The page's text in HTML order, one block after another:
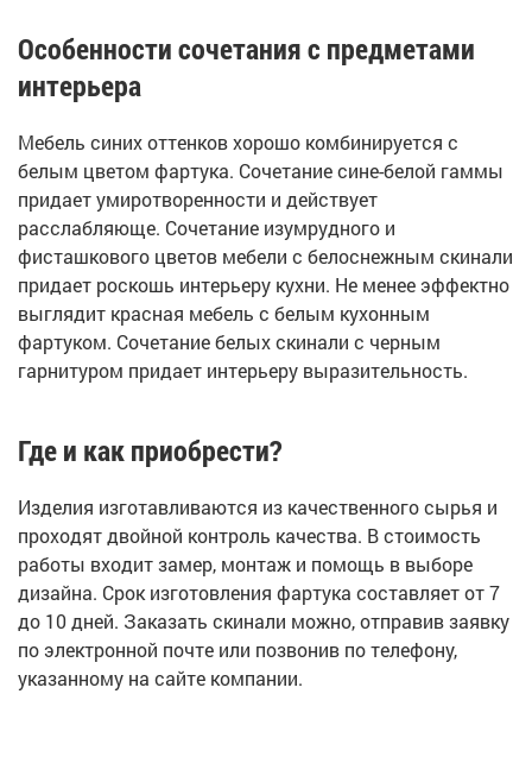
Особенности сочетания с предметами
интерьера
Мебель синих оттенков хорошо комбинируется с
белым цветом фартука. Сочетание сине-белой гаммы
придает умиротворенности и действует
расслабляюще. Сочетание изумрудного и
фисташкового цветов мебели с белоснежным скинали
придает роскошь интерьеру кухни. Не менее эффектно
выглядит красная мебель с белым кухонным
фартуком. Сочетание белых скинали с черным
гарнитуром придает интерьеру выразительность.
Где и как приобрести?
Изделия изготавливаются из качественного сырья и
проходят двойной контроль качества. В стоимость
работы входит замер, монтаж и помощь в выборе
дизайна. Срок изготовления фартука составляет от 7
до 10 дней. Заказать скинали можно, отправив заявку
по электронной почте или позвонив по телефону,
указанному на сайте компании.